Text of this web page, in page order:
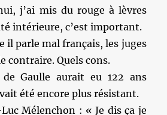
j’ai mis du rouge à lèvres
intérieure, c’est important.
il parle mal français, les juges
contraire. Quels cons.
Gaulle aurait eu 122 ans
été encore plus résistant.
Mélenchon : « Je dis ça je